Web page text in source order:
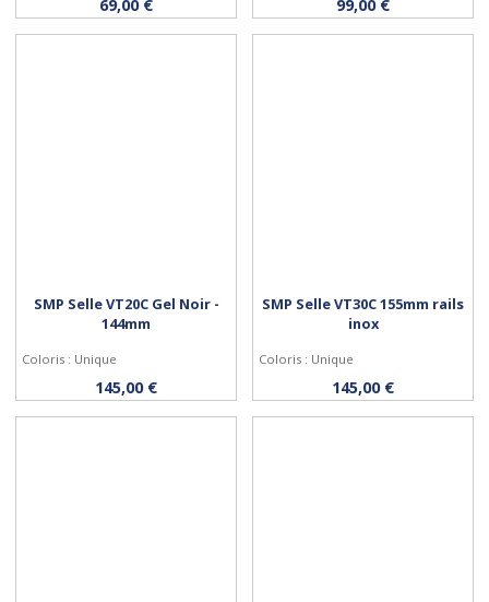
69,00 € 99,00 €
Acheter
SMP Selle VT20C Gel Noir -
144mm
Coloris : Unique
145,00 € Acheter
SMP Selle VT30C 155mm rails
inox
Coloris : Unique
145,00 €